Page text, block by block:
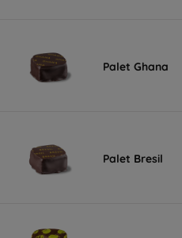
Palet Ghana
Palet Bresil